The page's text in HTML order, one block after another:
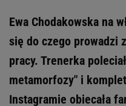
Ewa Chodakowska na
się do czego prowadzi
pracy. Trenerka
metamorfozy" i
Instagramie obiecała